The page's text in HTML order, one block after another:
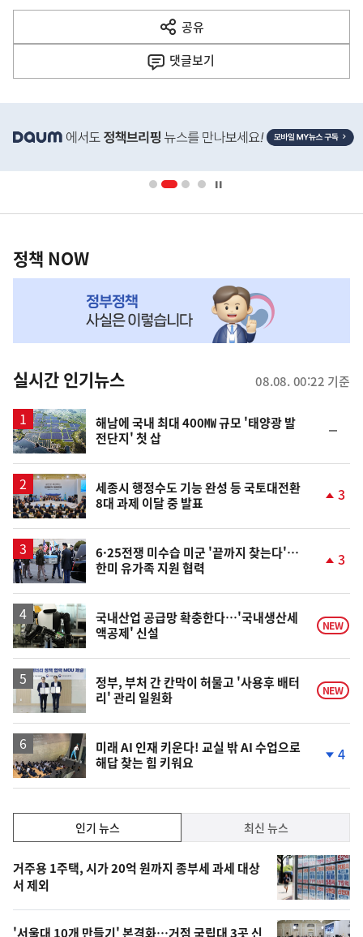
다
음
공유
열
기
댓글보기
단
영
책
NOW,
뉴
스
정책 NOW
실시간 인기뉴스 08.08. 00:22 기준
해남에 국내 최대 400㎿ 규모 '태양광 발
전단지' 첫 삽
일
세종시 행정수도 기능 완성 등 국토대전환
8대 과제 이달 중 발표
상
3
6·25전쟁 미수습 미군 '끝까지 찾는다'…
한미 유가족 지원 협력
상
승
3
국내산업 공급망 확충한다…'국내생산세
액공제' 신설
NEW
정부, 부처 간 칸막이 허물고 '사용후 배터
리' 관리 일원화
NEW
미래 AI 인재 키운다! 교실 밖 AI 수업으로
해답 찾는 힘 키워요
하
락
4
기,
최
신,
오
인기 뉴스 최신 뉴스
기
뉴
스
거주용 1주택, 시가 20억 원까지 종부세 과세 대상
서 제외
'서울대 10개 만들기' 본격화…거점 국립대 3곳 신